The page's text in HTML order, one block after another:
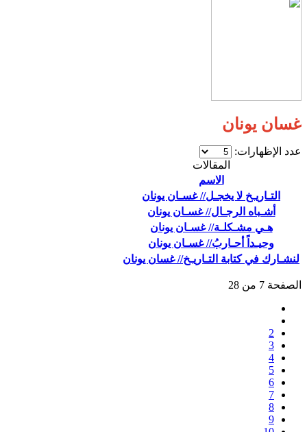
غسان يونان
عدد الإظهارات:
المقالات
الاسم
التـاريـخ لا يخجـل// غسـان يونان
أشـباه الرجـال// غسـان يونان
هـي مشـكلـة// غسـان يونان
وحيـداً أحـاربُ// غسـان يونان
لنشـارك في كتابة التـاريـخ// غسان يونان
الصفحة 7 من 28
2
3
4
5
6
7
8
9